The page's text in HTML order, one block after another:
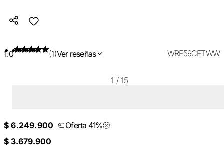
1.0 (1)Ver reseñas WRE59CETWW
1 / 15
$ 6.249.900
Oferta 41%
$ 3.679.900